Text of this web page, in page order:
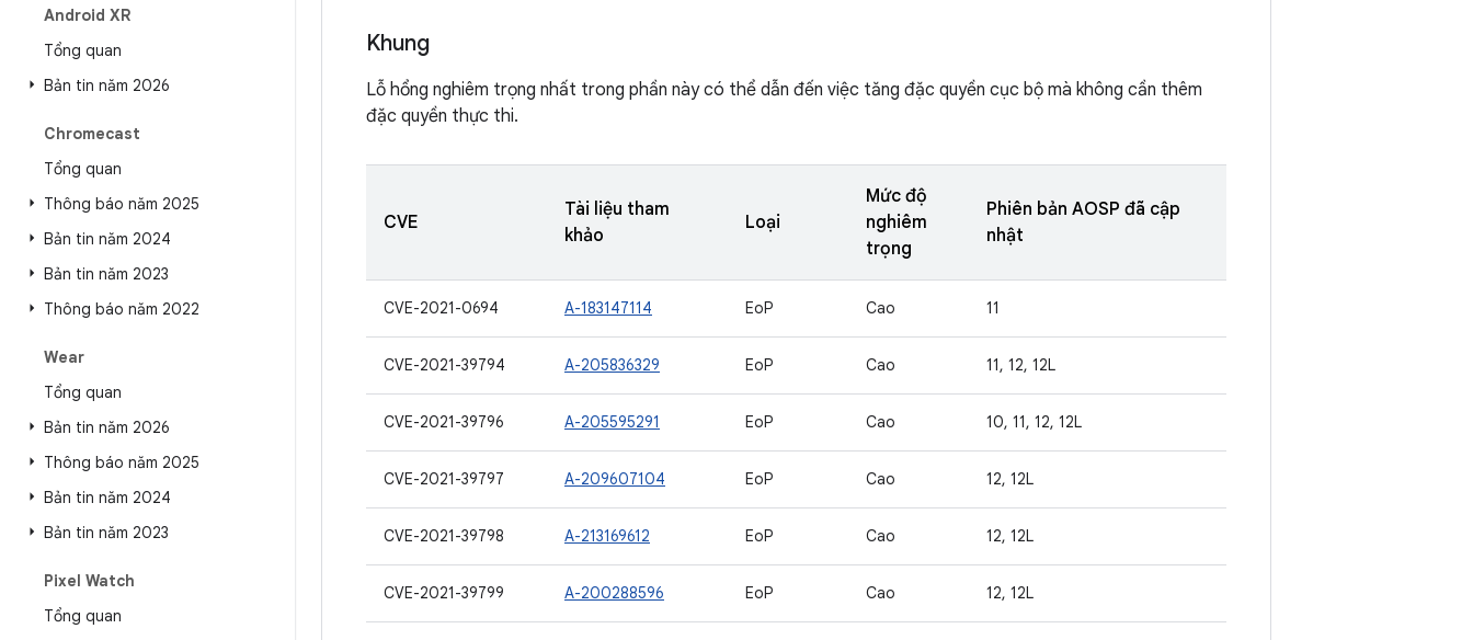
Android XR
Tổng quan
Bản tin năm 2026
Chromecast
Tổng quan
Thông báo năm 2025
Bản tin năm 2024
Bản tin năm 2023
Thông báo năm 2022
Wear
Tổng quan
Bản tin năm 2026
Thông báo năm 2025
Bản tin năm 2024
Bản tin năm 2023
Pixel Watch
Tổng quan
Khung
Lỗ hổng nghiêm trọng nhất trong phần này có thể dẫn đến việc tăng đặc quyền cục bộ mà không cần thêm
đặc quyền thực thi.
CVE
Tài liệu tham
khảo
Loại
Mức độ
nghiêm
trọng
Phiên bản AOSP đã cập
nhật
CVE-2021-0694 A-183147114 EoP Cao 11
CVE-2021-39794 A-205836329 EoP Cao 11, 12, 12L
CVE-2021-39796 A-205595291 EoP Cao 10, 11, 12, 12L
CVE-2021-39797 A-209607104 EoP Cao 12, 12L
CVE-2021-39798 A-213169612 EoP Cao 12, 12L
CVE-2021-39799 A-200288596 EoP Cao 12, 12L